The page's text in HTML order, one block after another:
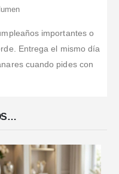
importantes o
Entrega el mismo día
cuando pides con